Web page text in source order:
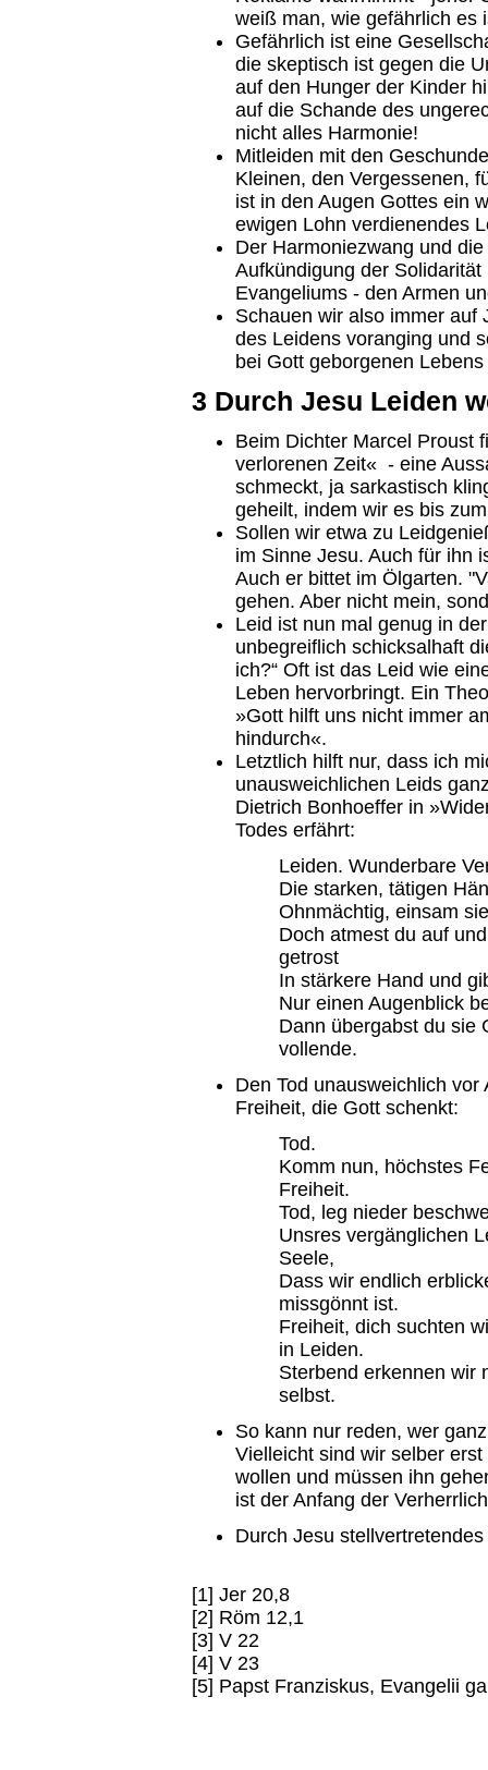
weiß man, wie gefährlich es
Gefährlich ist eine
die skeptisch ist gegen die
auf den Hunger der Kinder
auf die Schande des
nicht alles Harmonie!
Mitleiden mit den
Kleinen, den Vergessenen,
ist in den Augen Gottes ein
ewigen Lohn verdienendes
Der Harmoniezwang und
Aufkündigung der
Evangeliums - den Armen
Schauen wir also immer auf
des Leidens voranging und
bei Gott geborgenen
3 Durch Jesu Leiden
Beim Dichter Marcel Proust
verlorenen Zeit« - eine
schmeckt, ja sarkastisch
geheilt, indem wir es bis
Sollen wir etwa zu
im Sinne Jesu. Auch für ihn
Auch er bittet im Ölgarten.
gehen. Aber nicht mein,
Leid ist nun mal genug in
unbegreiflich schicksalhaft
ich?“ Oft ist das Leid wie
Leben hervorbringt. Ein
»Gott hilft uns nicht immer
hindurch«.
Letztlich hilft nur, dass ich
unausweichlichen Leids
Dietrich Bonhoeffer in
Todes erfährt:
Leiden. Wunderbare
Die starken, tätigen
Ohnmächtig, einsam
Doch atmest du auf
getrost
In stärkere Hand und
Nur einen Augenblick
Dann übergabst du sie
vollende.
Den Tod unausweichlich
Freiheit, die Gott schenkt:
Tod.
Komm nun, höchstes
Freiheit.
Tod, leg nieder
Unsres vergänglichen
Seele,
Dass wir endlich
missgönnt ist.
Freiheit, dich suchten
in Leiden.
Sterbend erkennen wir
selbst.
So kann nur reden, wer
Vielleicht sind wir selber
wollen und müssen ihn
ist der Anfang der
Durch Jesu
[1] Jer 20,8
[2] Röm 12,1
[3] V 22
[4] V 23
[5] Papst Franziskus, Evangelii